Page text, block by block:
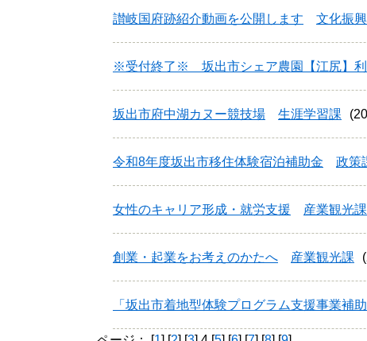
讃岐国府跡紹介動画を公開します 文化振
※受付終了※ 坂出市シェア農園【江尻】利
坂出市府中湖カヌー競技場 生涯学習課
令和8年度坂出市移住体験宿泊補助金 政策
女性のキャリア形成・就労支援 産業観光課
創業・起業をお考えのかたへ 産業観光課
「坂出市着地型体験プログラム支援事業補